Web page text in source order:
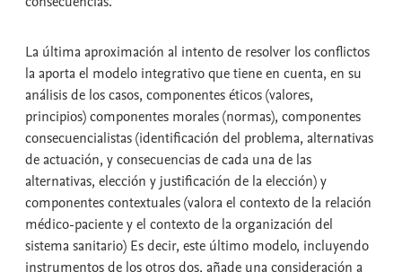
La última aproximación al intento de resolver los conflictos
la aporta el modelo integrativo que tiene en cuenta, en su
análisis de los casos, componentes éticos (valores,
principios) componentes morales (normas), componentes
consecuencialistas (identificación del problema, alternativas
de actuación, y consecuencias de cada una de las
alternativas, elección y justificación de la elección) y
componentes contextuales (valora el contexto de la relación
médico-paciente y el contexto de la organización del
sistema sanitario) Es decir, este último modelo, incluyendo
instrumentos de los otros dos, añade una consideración a